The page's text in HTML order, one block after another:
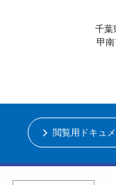
千葉
甲
閲覧用ドキュ